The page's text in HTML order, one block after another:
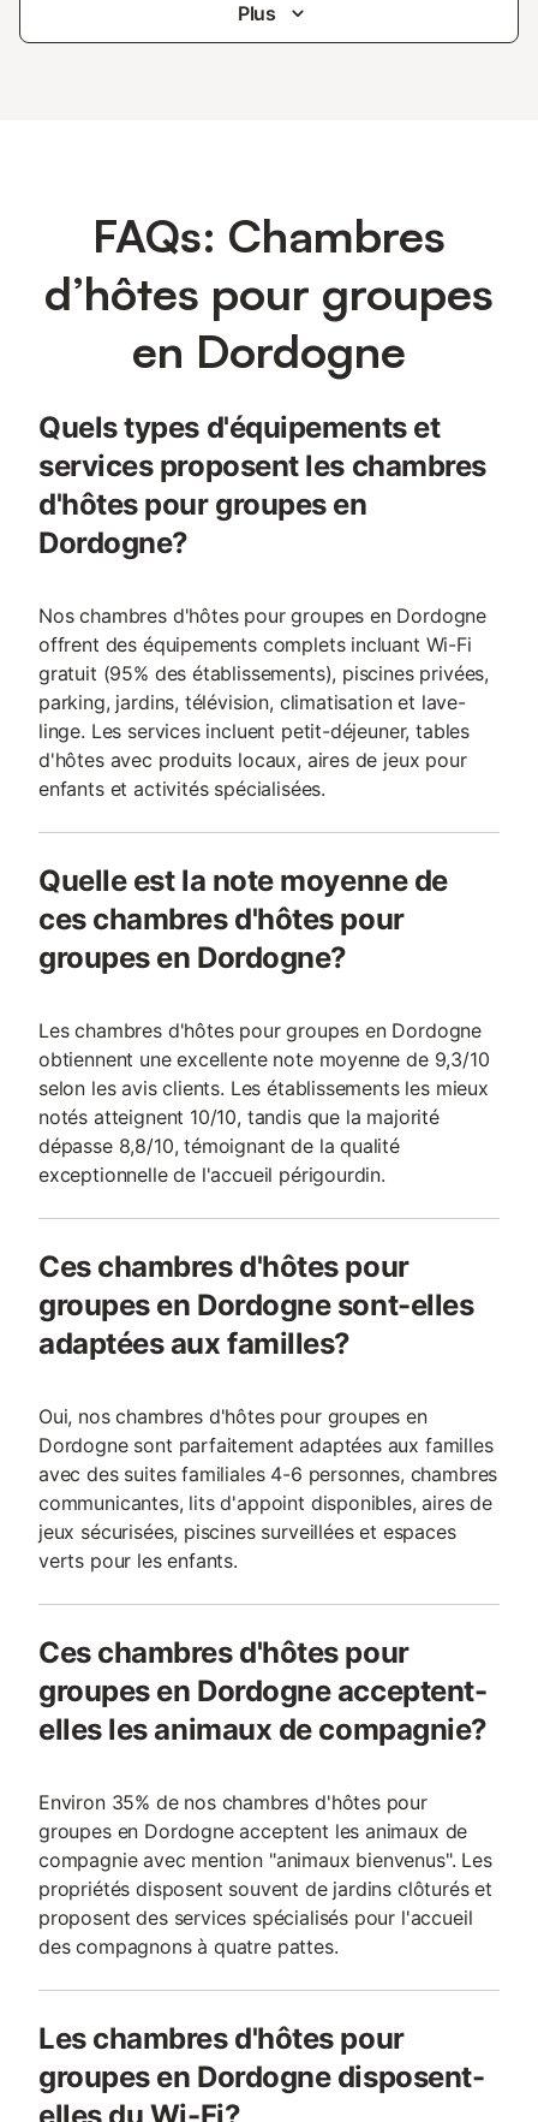
Plus
FAQs: Chambres
d’hôtes pour groupes
en Dordogne
Quels types d'équipements et
services proposent les chambres
d'hôtes pour groupes en
Dordogne?
Nos chambres d'hôtes pour groupes en Dordogne
offrent des équipements complets incluant Wi-Fi
gratuit (95% des établissements), piscines privées,
parking, jardins, télévision, climatisation et lave-
linge. Les services incluent petit-déjeuner, tables
d'hôtes avec produits locaux, aires de jeux pour
enfants et activités spécialisées.
Quelle est la note moyenne de
ces chambres d'hôtes pour
groupes en Dordogne?
Les chambres d'hôtes pour groupes en Dordogne
obtiennent une excellente note moyenne de 9,3/10
selon les avis clients. Les établissements les mieux
notés atteignent 10/10, tandis que la majorité
dépasse 8,8/10, témoignant de la qualité
exceptionnelle de l'accueil périgourdin.
Ces chambres d'hôtes pour
groupes en Dordogne sont-elles
adaptées aux familles?
Oui, nos chambres d'hôtes pour groupes en
Dordogne sont parfaitement adaptées aux familles
avec des suites familiales 4-6 personnes, chambres
communicantes, lits d'appoint disponibles, aires de
jeux sécurisées, piscines surveillées et espaces
verts pour les enfants.
Ces chambres d'hôtes pour
groupes en Dordogne acceptent-
elles les animaux de compagnie?
Environ 35% de nos chambres d'hôtes pour
groupes en Dordogne acceptent les animaux de
compagnie avec mention "animaux bienvenus". Les
propriétés disposent souvent de jardins clôturés et
proposent des services spécialisés pour l'accueil
des compagnons à quatre pattes.
Les chambres d'hôtes pour
groupes en Dordogne disposent-